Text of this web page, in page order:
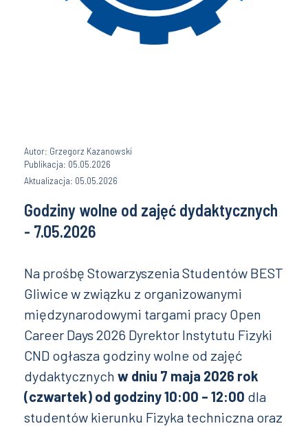
Autor: Grzegorz Kazanowski
Publikacja: 05.05.2026
Aktualizacja: 05.05.2026
Godziny wolne od zajęć dydaktycznych
- 7.05.2026
Na prośbę Stowarzyszenia Studentów BEST
Gliwice w związku z organizowanymi
międzynarodowymi targami pracy Open
Career Days 2026 Dyrektor Instytutu Fizyki
CND ogłasza godziny wolne od zajęć
dydaktycznych w dniu 7 maja 2026 rok
(czwartek) od godziny 10:00 – 12:00 dla
studentów kierunku Fizyka techniczna oraz